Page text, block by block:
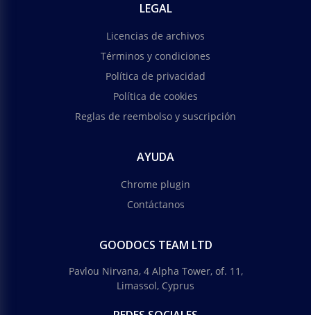
LEGAL
Licencias de archivos
Términos y condiciones
Política de privacidad
Política de cookies
Reglas de reembolso y suscripción
AYUDA
Chrome plugin
Contáctanos
GOODOCS TEAM LTD
Pavlou Nirvana, 4 Alpha Tower, of. 11,
Limassol, Cyprus